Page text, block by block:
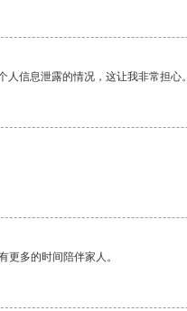
信息泄露的情况，这让我非常担心。
多的时间陪伴家人。